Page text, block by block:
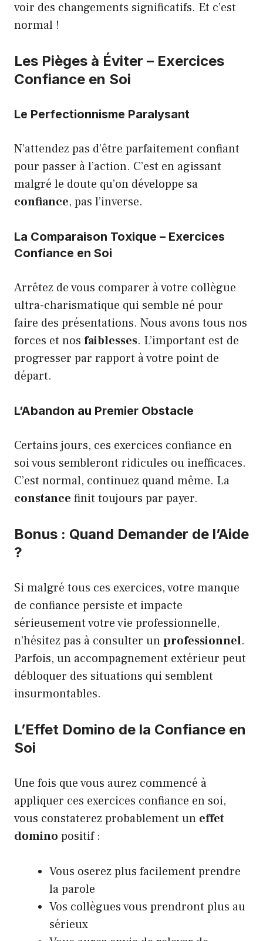
voir des changements significatifs. Et c’est
normal !
Les Pièges à Éviter – Exercices
Confiance en Soi
Le Perfectionnisme Paralysant
N’attendez pas d’être parfaitement confiant
pour passer à l’action. C’est en agissant
malgré le doute qu’on développe sa
confiance, pas l’inverse.
La Comparaison Toxique – Exercices
Confiance en Soi
Arrêtez de vous comparer à votre collègue
ultra-charismatique qui semble né pour
faire des présentations. Nous avons tous nos
forces et nos faiblesses. L’important est de
progresser par rapport à votre point de
départ.
L’Abandon au Premier Obstacle
Certains jours, ces exercices confiance en
soi vous sembleront ridicules ou inefficaces.
C’est normal, continuez quand même. La
constance finit toujours par payer.
Bonus : Quand Demander de l’Aide
?
Si malgré tous ces exercices, votre manque
de confiance persiste et impacte
sérieusement votre vie professionnelle,
n’hésitez pas à consulter unprofessionnel.
Parfois, un accompagnement extérieur peut
débloquer des situations qui semblent
insurmontables.
L’Effet Domino de la Confiance en
Soi
Une fois que vous aurez commencé à
appliquer ces exercices confiance en soi,
vous constaterez probablement un effet
domino positif :
Vous oserez plus facilement prendre
la parole
Vos collègues vous prendront plus au
sérieux